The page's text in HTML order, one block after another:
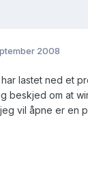
2008
lastet ned et
beskjed om at
vil åpne er en